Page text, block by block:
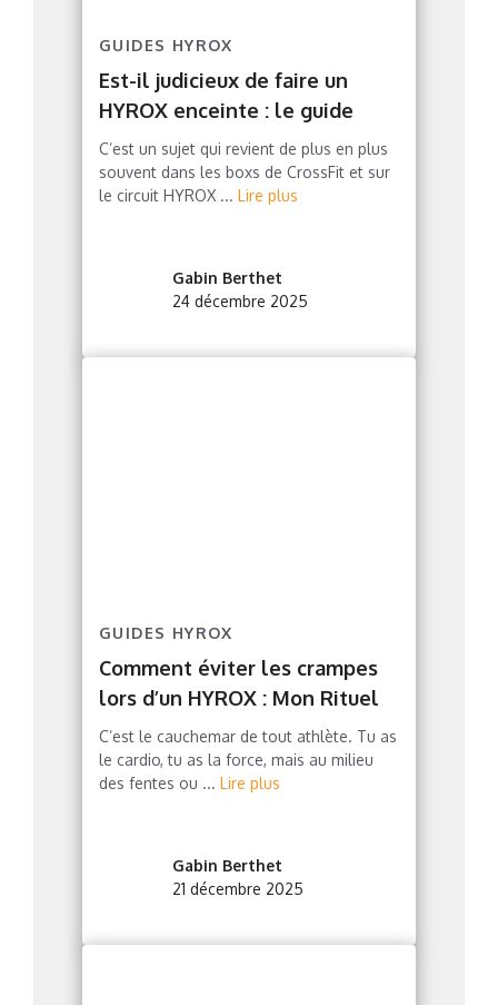
GUIDES HYROX
Est-il judicieux de faire un
HYROX enceinte : le guide
C’est un sujet qui revient de plus en plus
souvent dans les boxs de CrossFit et sur
le circuit HYROX ... Lire plus
Gabin Berthet
24 décembre 2025
GUIDES HYROX
Comment éviter les crampes
lors d’un HYROX : Mon Rituel
C’est le cauchemar de tout athlète. Tu as
le cardio, tu as la force, mais au milieu
des fentes ou ... Lire plus
Gabin Berthet
21 décembre 2025